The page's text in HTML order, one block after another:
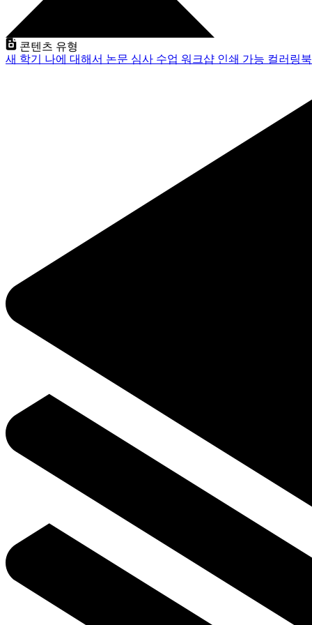
콘텐츠 유형
새 학기 나에 대해서 논문 심사 수업 워크샵 인쇄 가능 컬러링북